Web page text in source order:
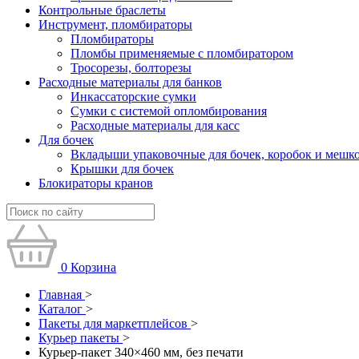
Контрольные браслеты
Инструмент, пломбираторы
Пломбираторы
Пломбы применяемые с пломбиратором
Тросорезы, болторезы
Расходные материалы для банков
Инкассаторские сумки
Сумки с системой опломбирования
Расходные материалы для касс
Для бочек
Вкладыши упаковочные для бочек, коробок и
Крышки для бочек
Блокираторы кранов
0 Корзина
Главная >
Каталог >
Пакеты для маркетплейсов >
Курьер пакеты >
Курьер-пакет 340×460 мм, без печати